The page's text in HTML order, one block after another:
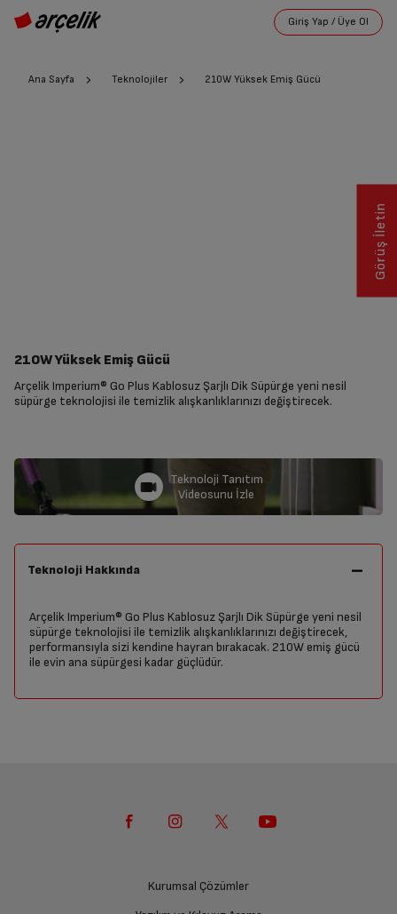
Ana Sayfa Teknolojiler 210W Yüksek Emiş Gücü
210W Yüksek Emiş Gücü
Arçelik Imperium® Go Plus Kablosuz Şarjlı Dik Süpürge yeni nesil
süpürge teknolojisi ile temizlik alışkanlıklarınızı değiştirecek.
Teknoloji Tanıtım
Videosunu İzle
Teknoloji Hakkında
Arçelik Imperium® Go Plus Kablosuz Şarjlı Dik Süpürge yeni nesil
süpürge teknolojisi ile temizlik alışkanlıklarınızı değiştirecek,
performansıyla sizi kendine hayran bırakacak. 210W emiş gücü
ile evin ana süpürgesi kadar güçlüdür.
Kurumsal Çözümler
Görüş İletin